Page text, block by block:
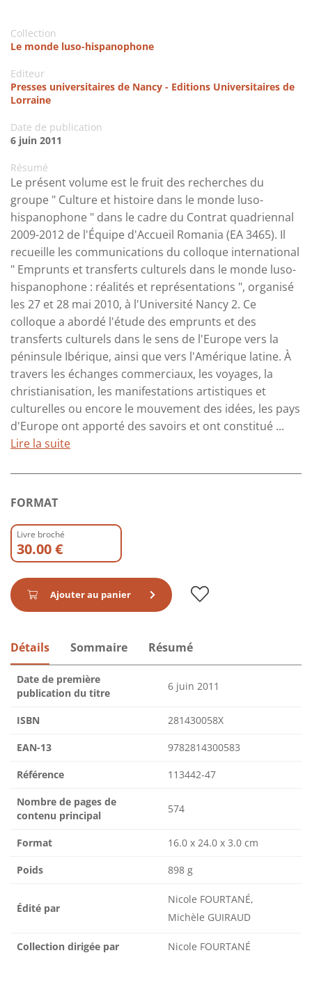
Collection
Le monde luso-hispanophone
Editeur
Presses universitaires de Nancy - Editions Universitaires de
Lorraine
Date de publication
6 juin 2011
Résumé
Le présent volume est le fruit des recherches du
groupe " Culture et histoire dans le monde luso-
hispanophone " dans le cadre du Contrat quadriennal
2009-2012 de l'Équipe d'Accueil Romania (EA 3465). Il
recueille les communications du colloque international
" Emprunts et transferts culturels dans le monde luso-
hispanophone : réalités et représentations ", organisé
les 27 et 28 mai 2010, à l'Université Nancy 2. Ce
colloque a abordé l'étude des emprunts et des
transferts culturels dans le sens de l'Europe vers la
péninsule Ibérique, ainsi que vers l'Amérique latine. À
travers les échanges commerciaux, les voyages, la
christianisation, les manifestations artistiques et
culturelles ou encore le mouvement des idées, les pays
d'Europe ont apporté des savoirs et ont constitué ...
Lire la suite
FORMAT
Livre broché
30.00 €
Ajouter au panier
Détails Sommaire Résumé
Date de première
publication du titre
6 juin 2011
ISBN 281430058X
EAN-13 9782814300583
Référence 113442-47
Nombre de pages de
contenu principal
574
Format 16.0 x 24.0 x 3.0 cm
Poids 898 g
Édité par
Nicole FOURTANÉ,
Michèle GUIRAUD
Collection dirigée par Nicole FOURTANÉ